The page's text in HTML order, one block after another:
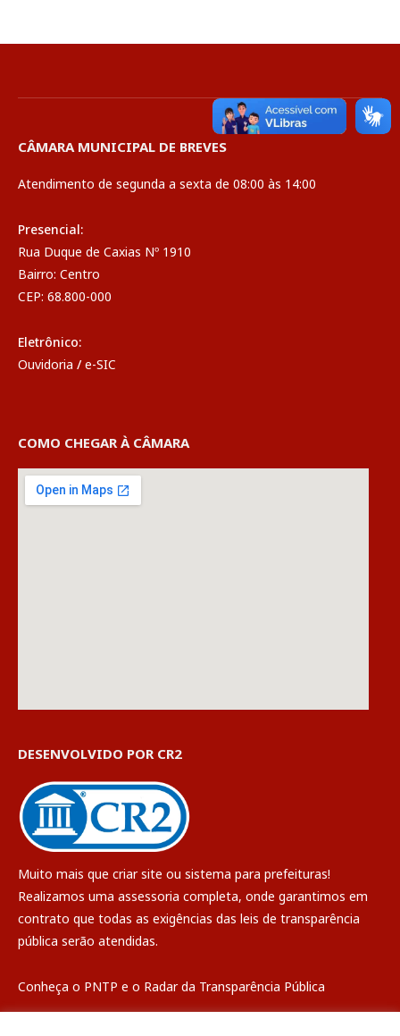
CÂMARA MUNICIPAL DE BREVES
Atendimento de segunda a sexta de 08:00 às 14:00
Presencial:
Rua Duque de Caxias Nº 1910
Bairro: Centro
CEP: 68.800-000
Eletrônico:
Ouvidoria / e-SIC
COMO CHEGAR À CÂMARA
DESENVOLVIDO POR CR2
Muito mais que criar site ou sistema para prefeituras!
Realizamos uma assessoria completa, onde garantimos em
contrato que todas as exigências das leis de transparência
pública serão atendidas.
Conheça o PNTP e o Radar da Transparência Pública